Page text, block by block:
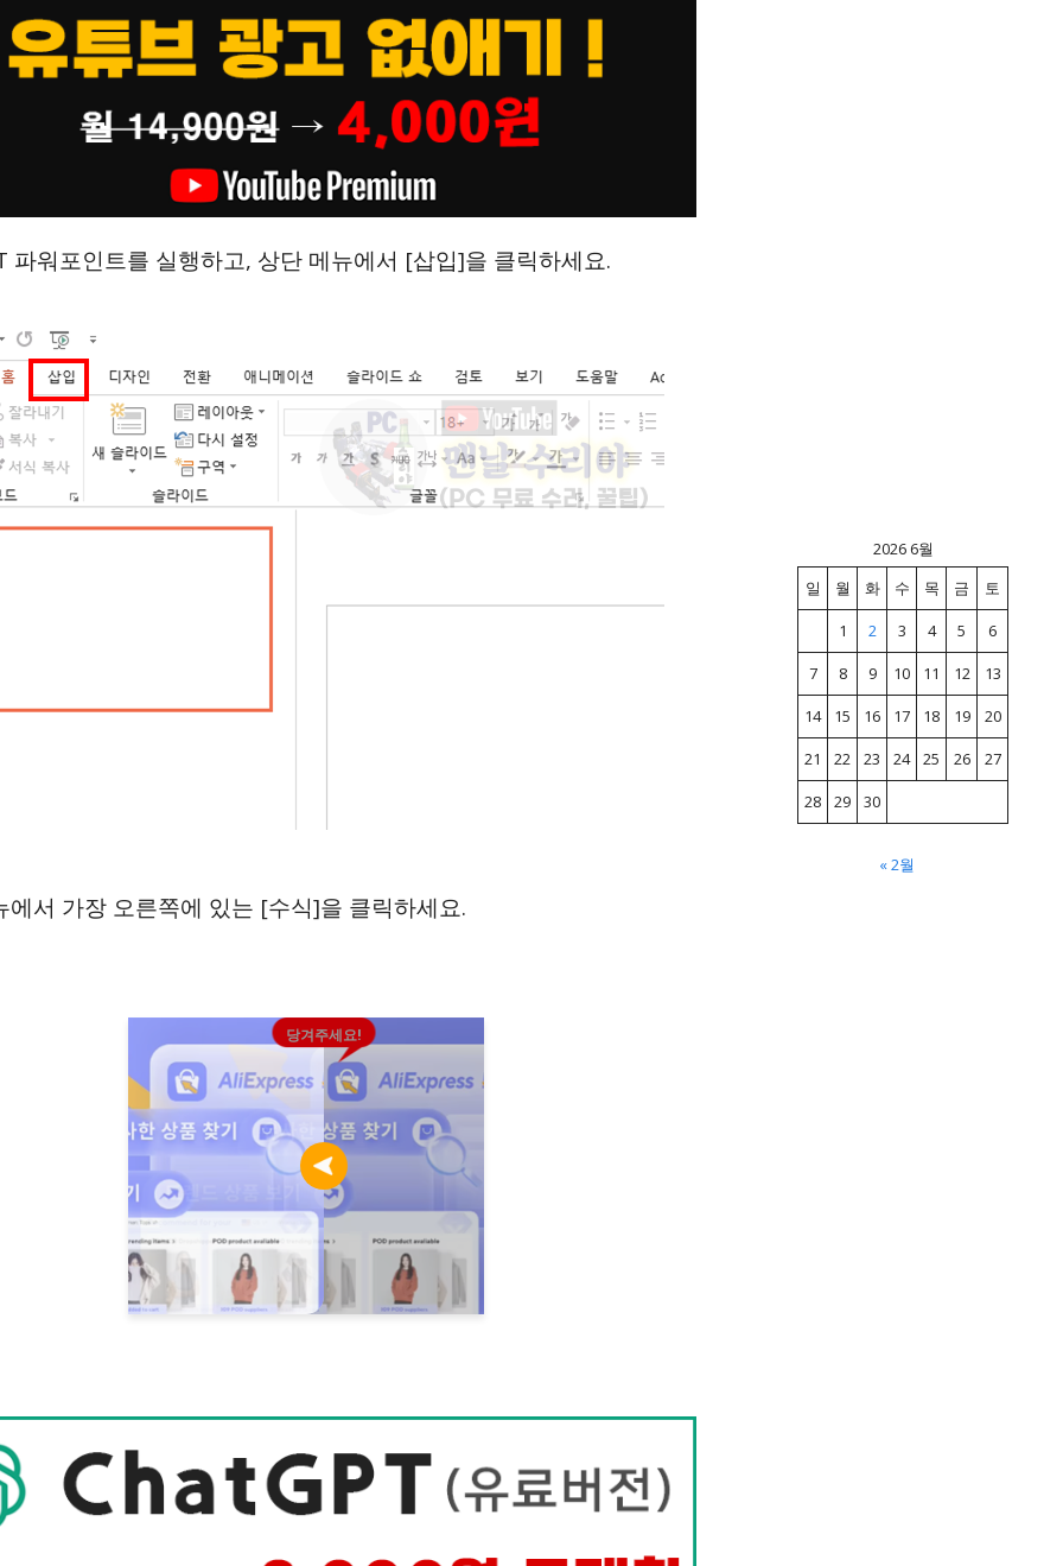
파워포인트를 실행하고, 상단 메뉴에서 [삽입]을 클릭하세요.
에서 가장 오른쪽에 있는 [수식]을 클릭하세요.
당겨주세요!
2026 6월
일
월 화 수 목 금
토
1
2 3 4 5
6
7
8 9 10 11 12
13
14
15 16 17 18 19
20
21
22 23 24 25 26
27
28
29 30
« 2월